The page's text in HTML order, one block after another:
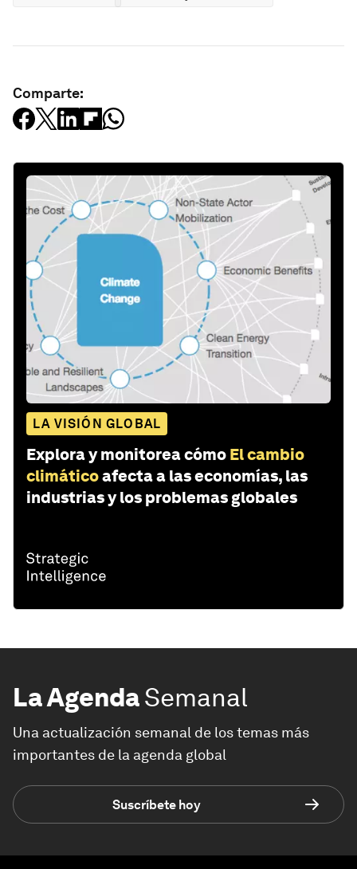
Comparte:
LA VISIÓN GLOBAL
Explora y monitorea cómo El cambio
climáticoafecta a las economías, las
industrias y los problemas globales
La AgendaSemanal
Una actualización semanal de los temas más
importantes de la agenda global
Suscríbete hoy